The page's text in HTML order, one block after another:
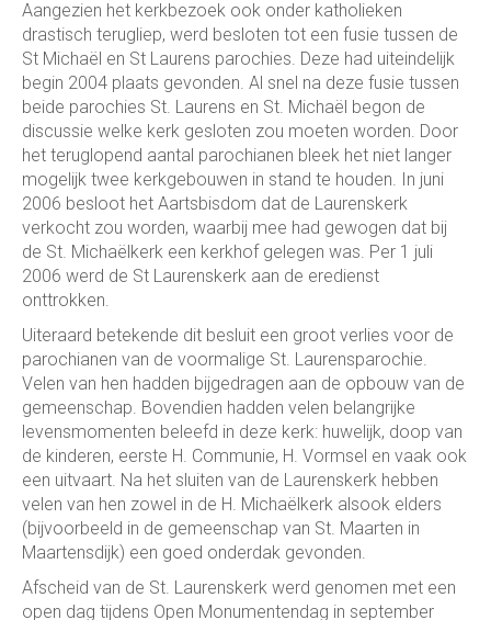
Aangezien het kerkbezoek ook onder katholieken
drastisch terugliep, werd besloten tot een fusie tussen de
St Michaël en St Laurens parochies. Deze had uiteindelijk
begin 2004 plaats gevonden. Al snel na deze fusie tussen
beide parochies St. Laurens en St. Michaël begon de
discussie welke kerk gesloten zou moeten worden. Door
het teruglopend aantal parochianen bleek het niet langer
mogelijk twee kerkgebouwen in stand te houden. In juni
2006 besloot het Aartsbisdom dat de Laurenskerk
verkocht zou worden, waarbij mee had gewogen dat bij
de St. Michaëlkerk een kerkhof gelegen was. Per 1 juli
2006 werd de St Laurenskerk aan de eredienst
onttrokken.
Uiteraard betekende dit besluit een groot verlies voor de
parochianen van de voormalige St. Laurensparochie.
Velen van hen hadden bijgedragen aan de opbouw van de
gemeenschap. Bovendien hadden velen belangrijke
levensmomenten beleefd in deze kerk: huwelijk, doop van
de kinderen, eerste H. Communie, H. Vormsel en vaak ook
een uitvaart. Na het sluiten van de Laurenskerk hebben
velen van hen zowel in de H. Michaëlkerk alsook elders
(bijvoorbeeld in de gemeenschap van St. Maarten in
Maartensdijk) een goed onderdak gevonden.
Afscheid van de St. Laurenskerk werd genomen met een
open dag tijdens Open Monumentendag in september